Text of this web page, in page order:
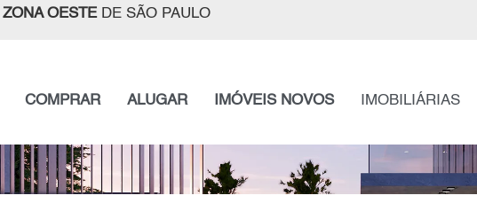
ZONA OESTEDE SÃO PAULO
COMPRAR ALUGAR IMÓVEIS NOVOS IMOBILIÁRIAS